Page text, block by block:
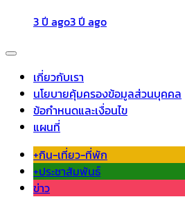
3 ปี ago3 ปี ago
เกี่ยวกับเรา
นโยบายคุ้มครองข้อมูลส่วนบุคคล
ข้อกำหนดและเงื่อนไข
แผนที่
+กิน-เที่ยว-ที่พัก
+ประชาสัมพันธ์
ข่าว